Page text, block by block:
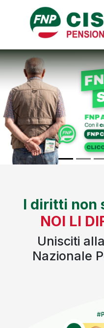
Previous
I diritti non
NOI LI
Unisciti
Nazionale